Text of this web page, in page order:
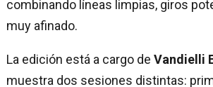
combinando líneas limpias, giros
muy afinado.
La edición está a cargo de Vandielli
muestra dos sesiones distintas: